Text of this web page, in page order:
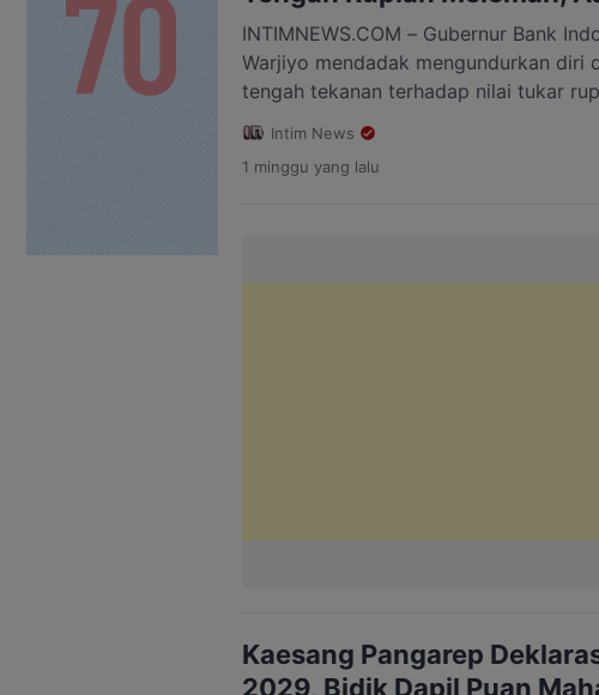
INTIMNEWS.COM – Gubernur Bank
Warjiyo mendadak mengundurkan diri
tengah tekanan terhadap nilai tukar
tersebut disampaikan setelah Perry
pengunduran diri kepada Presiden
Menteri Sekretaris Negara
Intim News
1 minggu yang lalu
Kaesang Pangarep
2029, Bidik Dapil Puan